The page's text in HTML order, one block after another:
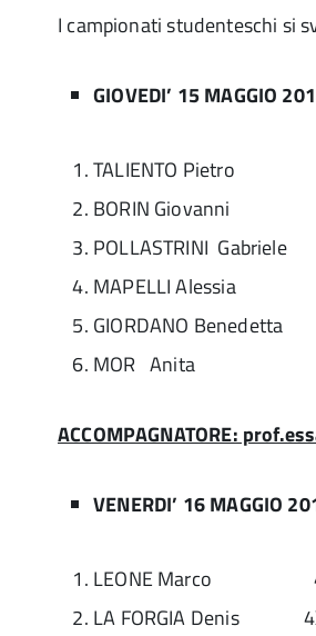
I campionati studenteschi si
GIOVEDI’ 15 MAGGIO
TALIENTO Pietro
BORIN Giovanni
POLLASTRINI Gabriele
MAPELLI Alessia
GIORDANO
MOR Anita
ACCOMPAGNATORE:
VENERDI’ 16 MAGGIO
LEONE Marco
LA FORGIA Denis